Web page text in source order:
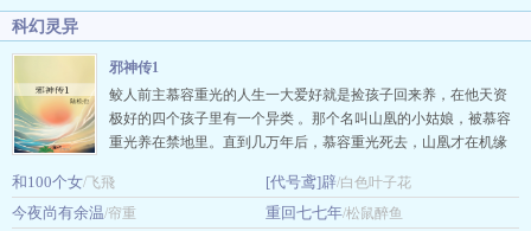
科幻灵异
邪神传1
鲛人前主慕容重光的人生一大爱好就是捡孩子回来养，在他天资
极好的四个孩子里有一个异类 。那个名叫山凰的小姑娘，被慕容
重光养在禁地里。直到几万年后，慕容重光死去，山凰才在机缘
位压着她。每个人都怕她成为坏人，那她就去做这天底下最大的
坏人好了。” …
和100个女/飞飛 [代号鸢]辟/白色叶子花
今夜尚有余温/帘重 重回七七年/松鼠醉鱼